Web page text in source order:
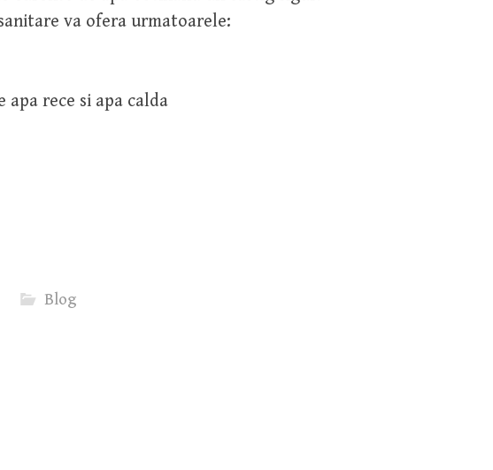
va ofera urmatoarele:
rece si apa calda
Blog